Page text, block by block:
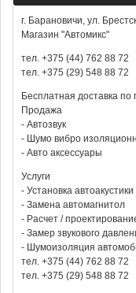
г. Барановичи, ул.
Магазин "Автомикс"
тел. +375 (44) 762 88 72
тел. +375 (29) 548 88 72
Бесплатная доставка по
Продажа
- Автозвук
- Шумо вибро
- Авто аксессуары
Услуги
- Установка автоакустики
- Замена автомагнитол
- Расчет /
- Замер звукового
- Шумоизоляция
тел. +375 (44) 762 88 72
тел. +375 (29) 548 88 72